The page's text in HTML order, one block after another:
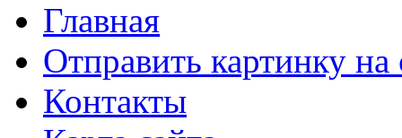
Главная
Отправить картинку на
Контакты